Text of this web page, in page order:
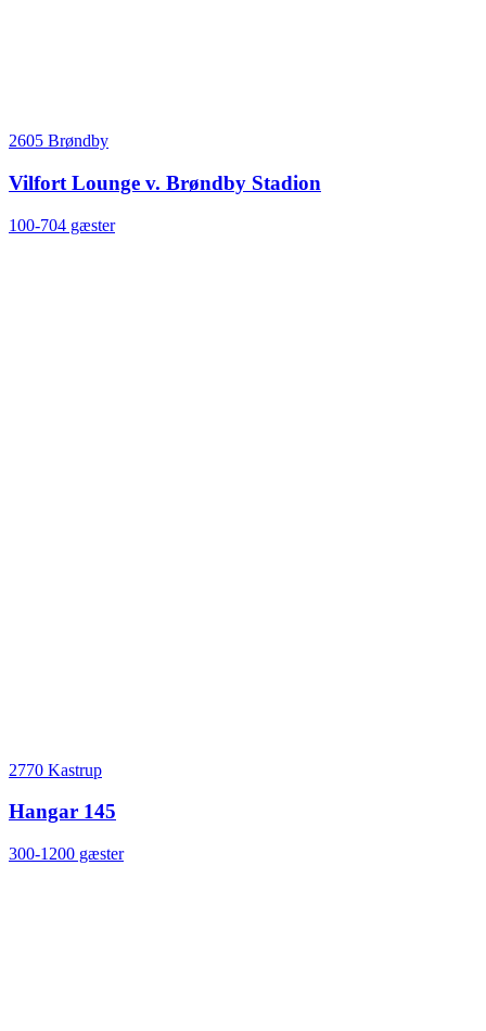
2605 Brøndby
Vilfort Lounge v. Brøndby Stadion
100-704 gæster
2770 Kastrup
Hangar 145
300-1200 gæster